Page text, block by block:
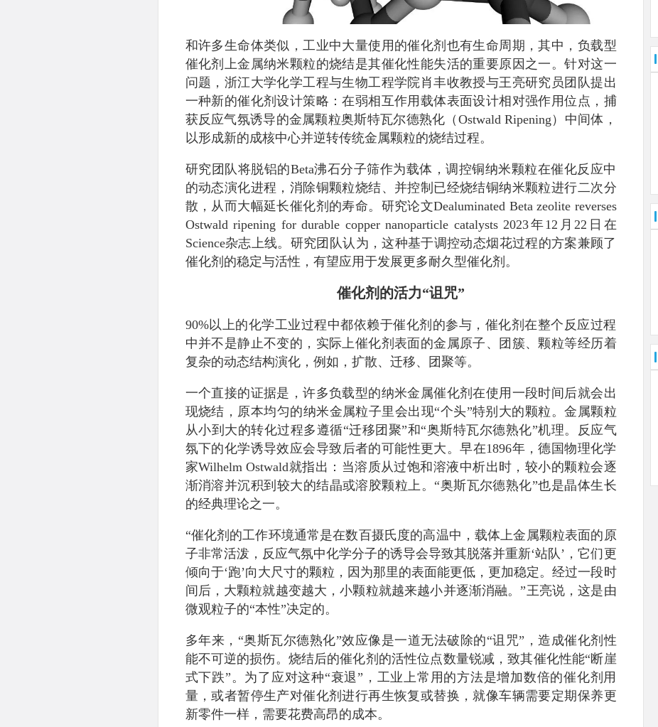
和许多生命体类似，工业中大量使用的催化剂也有生命周期，其中，负载型
催化剂上金属纳米颗粒的烧结是其催化性能失活的重要原因之一。针对这一
问题，浙江大学化学工程与生物工程学院肖丰收教授与王亮研究员团队提出
一种新的催化剂设计策略：在弱相互作用载体表面设计相对强作用位点，捕
获反应气氛诱导的金属颗粒奥斯特瓦尔德熟化（Ostwald Ripening）中间体，
以形成新的成核中心并逆转传统金属颗粒的烧结过程。
研究团队将脱铝的Beta沸石分子筛作为载体，调控铜纳米颗粒在催化反应中
的动态演化进程，消除铜颗粒烧结、并控制已经烧结铜纳米颗粒进行二次分
散，从而大幅延长催化剂的寿命。研究论文Dealuminated Beta zeolite reverses
Ostwald ripening for durable copper nanoparticle catalysts 2023年12月22日在
Science杂志上线。研究团队认为，这种基于调控动态烟花过程的方案兼顾了
催化剂的稳定与活性，有望应用于发展更多耐久型催化剂。
催化剂的活力“诅咒”
90%以上的化学工业过程中都依赖于催化剂的参与，催化剂在整个反应过程
中并不是静止不变的，实际上催化剂表面的金属原子、团簇、颗粒等经历着
复杂的动态结构演化，例如，扩散、迁移、团聚等。
一个直接的证据是，许多负载型的纳米金属催化剂在使用一段时间后就会出
现烧结，原本均匀的纳米金属粒子里会出现“个头”特别大的颗粒。金属颗粒
从小到大的转化过程多遵循“迁移团聚”和“奥斯特瓦尔德熟化”机理。反应气
氛下的化学诱导效应会导致后者的可能性更大。早在1896年，德国物理化学
家Wilhelm Ostwald就指出：当溶质从过饱和溶液中析出时，较小的颗粒会逐
渐消溶并沉积到较大的结晶或溶胶颗粒上。“奥斯瓦尔德熟化”也是晶体生长
的经典理论之一。
“催化剂的工作环境通常是在数百摄氏度的高温中，载体上金属颗粒表面的原
子非常活泼，反应气氛中化学分子的诱导会导致其脱落并重新‘站队’，它们更
倾向于‘跑’向大尺寸的颗粒，因为那里的表面能更低，更加稳定。经过一段时
间后，大颗粒就越变越大，小颗粒就越来越小并逐渐消融。”王亮说，这是由
微观粒子的“本性”决定的。
多年来，“奥斯瓦尔德熟化”效应像是一道无法破除的“诅咒”，造成催化剂性
能不可逆的损伤。烧结后的催化剂的活性位点数量锐减，致其催化性能“断崖
式下跌”。为了应对这种“衰退”，工业上常用的方法是增加数倍的催化剂用
量，或者暂停生产对催化剂进行再生恢复或替换，就像车辆需要定期保养更
新零件一样，需要花费高昂的成本。